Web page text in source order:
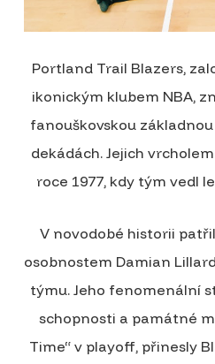
Portland Trail Blazers,
ikonickým klubem NBA,
fanouškovskou
dekádách. Jejich
roce 1977, kdy tým vedl
V novodobé historii
osobnostem Damian
týmu. Jeho fenomenální
schopnosti a památné
Time“ v playoff, přinesly